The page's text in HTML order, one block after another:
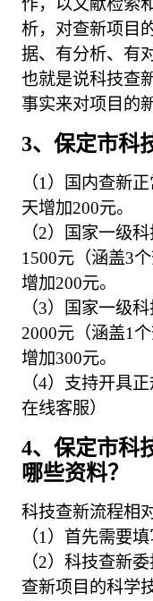
作，以文献检索
析，对查新项目
据、有分析、有
也就是说科技查
事实来对项目的
3、保定市科
（1）国内查新
天增加200元。
（2）国家一级
1500元（涵盖3
增加200元。
（3）国家一级
2000元（涵盖1
增加300元。
（4）支持开具
在线客服）
4、保定市科
哪些资料？
科技查新流程相
（1）首先需要
（2）科技查新
查新项目的科学